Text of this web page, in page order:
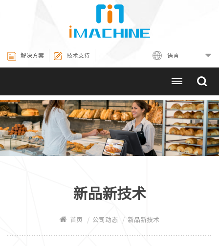
语言
解决方案 技术支持
新品新技术
首页 / 公司动态 / 新品新技术